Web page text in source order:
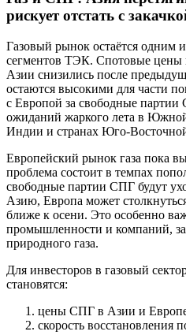
рискует отстать с
Газовый рынок остаётся одним
сегментов ТЭК. Спотовые
Азии снизились после
остаются высокими для части
с Европой за свободные
ожиданий жаркого лета в
Индии и странах Юго-
Европейский рынок газа пока
проблема состоит в темпах
свободные партии СПГ будут
Азию, Европа может
ближе к осени. Это особенно
промышленности и компаний,
природного газа.
Для инвесторов в газовый
становятся:
цены СПГ в Азии и
скорость восстановления